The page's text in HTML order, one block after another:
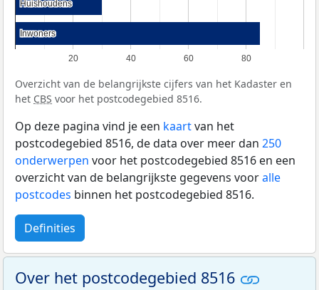
20 40 60 80
Huishoudens
Huishoudens
Inwoners
Inwoners
Overzicht van de belangrijkste cijfers van het Kadaster en
het CBS voor het postcodegebied 8516.
Op deze pagina vind je een kaartvan het
postcodegebied 8516, de data over meer dan 250
onderwerpen voor het postcodegebied 8516 en een
overzicht van de belangrijkste gegevens vooralle
postcodes binnen het postcodegebied 8516.
Definities
Over het postcodegebied 8516